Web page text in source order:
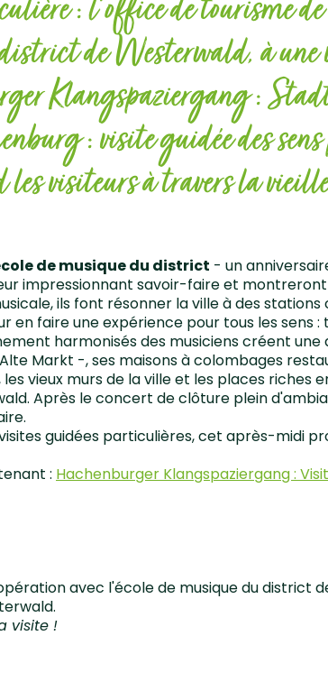
: l'office de tourisme
de Westerwald, à
Klangspaziergang :
: visite guidée des
les visiteurs à travers la
de musique du district - un
impressionnant savoir-faire et
ils font résonner la ville à des stations
faire une expérience pour tous les sens
harmonisés des musiciens créent
Markt -, ses maisons à colombages
vieux murs de la ville et les places
Après le concert de clôture plein
guidées particulières, cet après-midi
: Hachenburger Klangspaziergang :
avec l'école de musique du district
visite !